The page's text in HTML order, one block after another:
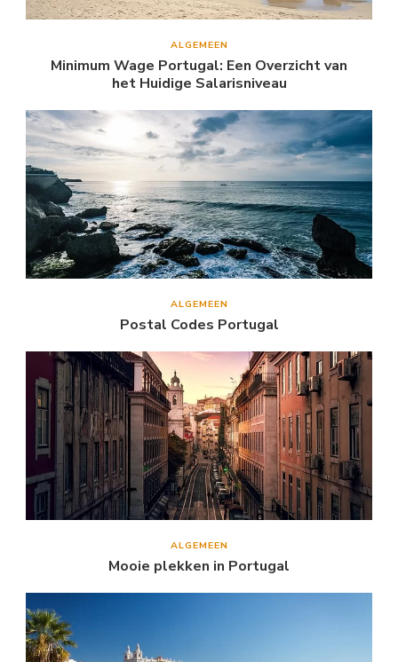
ALGEMEEN
Minimum Wage Portugal: Een Overzicht van
het Huidige Salarisniveau
ALGEMEEN
Postal Codes Portugal
ALGEMEEN
Mooie plekken in Portugal